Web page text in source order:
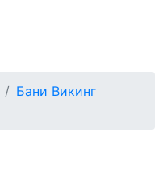
Бани Викинг